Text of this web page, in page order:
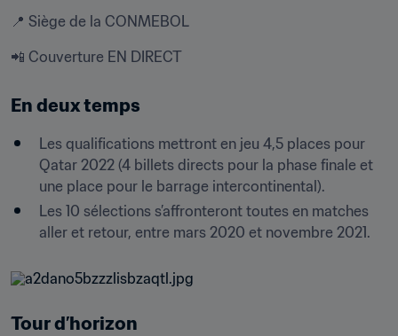
📍 Siège de la CONMEBOL
📲 Couverture EN DIRECT
En deux temps
Les qualifications mettront en jeu 4,5 places pour
Qatar 2022 (4 billets directs pour la phase finale et
une place pour le barrage intercontinental).
Les 10 sélections s’affronteront toutes en matches
aller et retour, entre mars 2020 et novembre 2021.
Tour d’horizon